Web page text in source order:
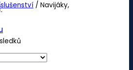
/ Navijáky,